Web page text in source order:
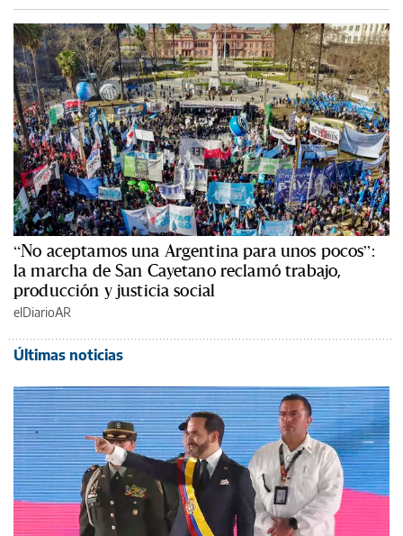
“No aceptamos una Argentina para unos pocos”:
la marcha de San Cayetano reclamó trabajo,
producción y justicia social
elDiarioAR
Últimas noticias